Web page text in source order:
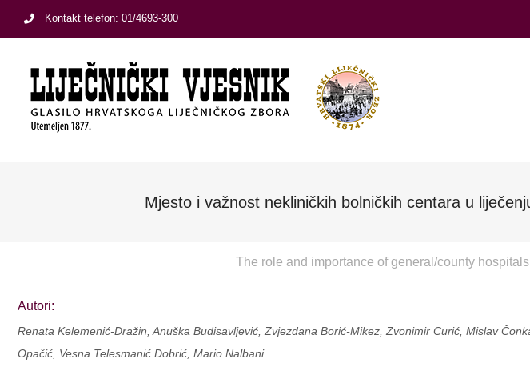
Kontakt telefon: 01/4693-300
Mjesto i važnost nekliničkih bolničkih centara u
The role and importance of general/county
Autori:
Renata Kelemenić-Dražin, Anuška Budisavljević, Zvjezdana Borić-Mikez, Zvonimir Curić, Mislav
Opačić, Vesna Telesmanić Dobrić, Mario Nalbani